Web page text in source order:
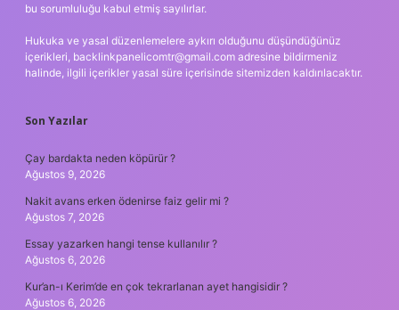
bu sorumluluğu kabul etmiş sayılırlar.
Hukuka ve yasal düzenlemelere aykırı olduğunu düşündüğünüz
içerikleri, backlinkpanelicomtr@gmail.com adresine bildirmeniz
halinde, ilgili içerikler yasal süre içerisinde sitemizden kaldırılacaktır.
Son Yazılar
Çay bardakta neden köpürür ?
Ağustos 9, 2026
Nakit avans erken ödenirse faiz gelir mi ?
Ağustos 7, 2026
Essay yazarken hangi tense kullanılır ?
Ağustos 6, 2026
Kur’an-ı Kerim’de en çok tekrarlanan ayet hangisidir ?
Ağustos 6, 2026